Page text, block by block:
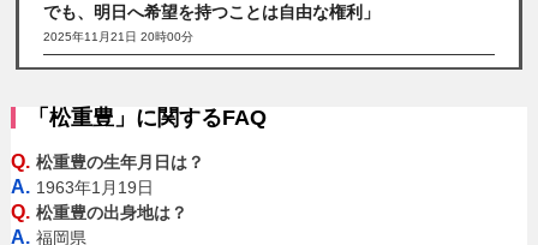
でも、明日へ希望を持つことは自由な権利」
2025年11月21日 20時00分
「松重豊」に関するFAQ
Q. 松重豊の生年月日は？
A. 1963年1月19日
Q. 松重豊の出身地は？
A. 福岡県